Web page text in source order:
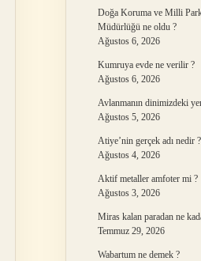
Doğa Koruma ve Milli
Müdürlüğü ne oldu ?
Ağustos 6, 2026
Kumruya evde ne verilir ?
Ağustos 6, 2026
Avlanmanın dinimizdeki
Ağustos 5, 2026
Atiye’nin gerçek adı nedir ?
Ağustos 4, 2026
Aktif metaller amfoter mi ?
Ağustos 3, 2026
Miras kalan paradan ne
Temmuz 29, 2026
Wabartum ne demek ?